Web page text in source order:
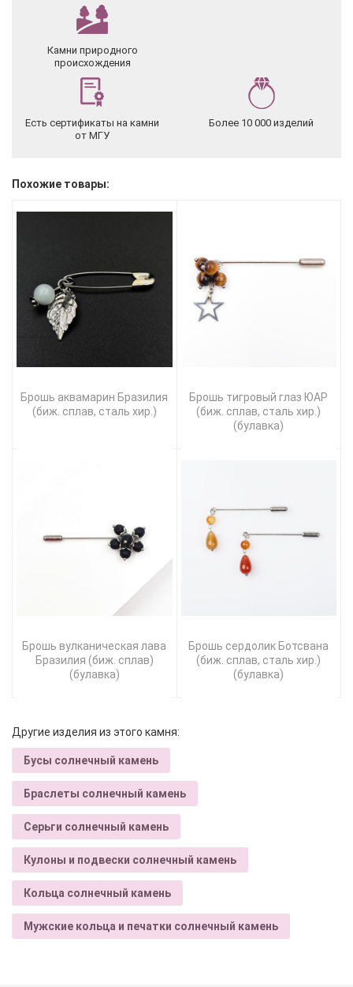
Камни природного
происхождения
Есть сертификаты на камни
от МГУ
Более 10 000 изделий
Похожие товары:
Брошь аквамарин Бразилия
(биж. сплав, сталь хир.)
Брошь тигровый глаз ЮАР
(биж. сплав, сталь хир.)
(булавка)
Брошь вулканическая лава
Бразилия (биж. сплав)
(булавка)
Брошь сердолик Ботсвана
(биж. сплав, сталь хир.)
(булавка)
Другие изделия из этого камня:
Бусы солнечный камень
Браслеты солнечный камень
Серьги солнечный камень
Кулоны и подвески солнечный камень
Кольца солнечный камень
Мужские кольца и печатки солнечный камень